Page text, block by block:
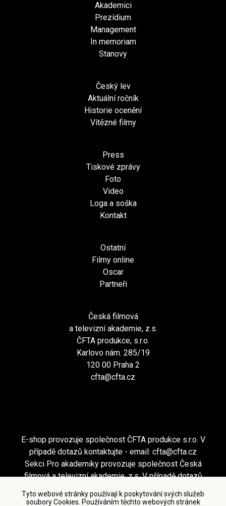
Tyto webové stránky používají k poskytování svých služeb
soubory Cookies. Používáním těchto webových stránek
Akademici
Prezídium
Management
In memoriam
Stanovy
Český lev
Aktuální ročník
Historie ocenění
Vítězné filmy
Press
Tiskové zprávy
Foto
Video
Loga a soška
Kontakt
Ostatní
Filmy online
Oscar
Partneři
Česká filmová
a televizní akademie, z.s.
ČFTA produkce, s.r.o.
Karlovo nám. 285/19
120 00 Praha 2
cfta@cfta.cz
E-shop provozuje společnost ČFTA produkce s.r.o. V
případě dotazů kontaktujte - email: cfta@cfta.cz
Sekci Pro akademiky provozuje společnost Česká
filmová a televizní akademie, z.s. V případě dotazů